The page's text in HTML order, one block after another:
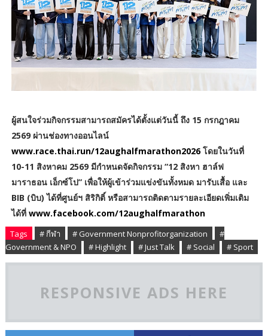
ผู้สนใจร่วมกิจกรรมสามารถสมัครได้ตั้งแต่วันนี้ ถึง 15 กรกฎาคม
2569 ผ่านช่องทางออนไลน์
www.race.thai.run/12aughalfmarathon2026โดยในวันที่
10-11 สิงหาคม 2569 มีกำหนดจัดกิจกรรม “12 สิงหา ฮาล์ฟ
มาราธอน เอ็กซ์โป” เพื่อให้ผู้เข้าร่วมแข่งขันทั้งหมด มารับเสื้อ และ
BIB (บิบ) ได้ที่ศูนย์ฯ สิริกิติ์ หรือสามารถติดตามรายละเอียดเพิ่มเติม
ได้ที่ www.facebook.com/12aughalfmarathon
Tags # กีฬา # Government Nonprofitorganization
#
Government & NPO
# Highlight # Just Talk # Social # Sport
RESPONSIVE ADS HERE